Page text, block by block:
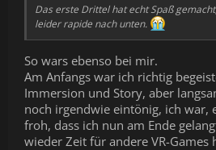
Das erste Drittel hat echt Spaß
leider rapide nach unten.
So wars ebenso bei mir.
Am Anfangs war ich richtig
Immersion und Story, aber
noch irgendwie eintönig, ich war,
froh, dass ich nun am Ende
wieder Zeit für andere VR-Games